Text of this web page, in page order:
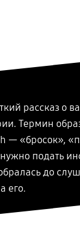
рассказ о
Термин
— «бросок»,
подать
до
его.